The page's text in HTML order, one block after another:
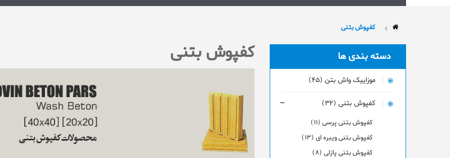
کفپوش بتنی
دسته بندی ها
موزاییک واش بتن (45)
کفپوش بتنی (32)
کفپوش بتنی پرسی (11)
کفپوش بتنی ویبره ای (13)
کفپوش بتنی پازلی (8)
کفپوش بتنی